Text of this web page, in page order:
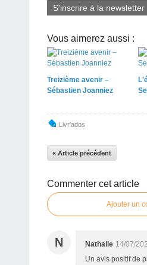
S'inscrire à la newsletter
Vous aimerez aussi :
Treizième avenir –
Sébastien Joanniez
Livr'ados
« Article précédent
Commenter cet article
Ajouter un
N Nathalie 14/07/
Un avis positif de